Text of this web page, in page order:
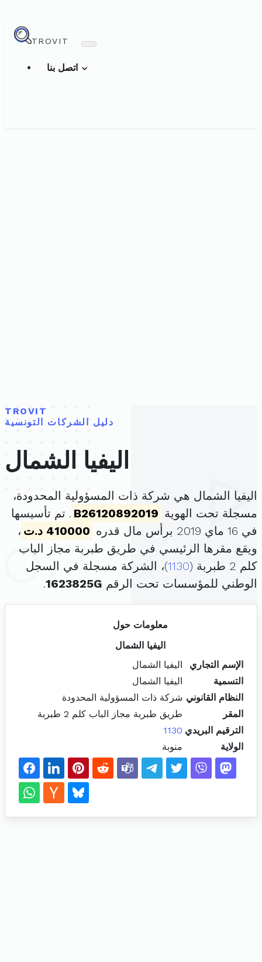
TROVIT
TROVIT
دليل الشركات التونسية
اليفيا الشمال
اليفيا الشمال هي شركة ذات المسؤولية المحدودة،
مسجلة تحت الهوية B26120892019 . تم تأسيسها
في 16 ماي 2019 برأس مال قدره
410000 د.ت
،
ويقع مقرها الرئيسي في طريق طبربة مجاز الباب
كلم 2 طبربة (
1130)، الشركة مسجلة في السجل
الوطني للمؤسسات تحت الرقم 1623825G
.
معلومات حول
اليفيا الشمال
الإسم التجاري
اليفيا الشمال
التسمية
اليفيا الشمال
النظام القانوني شركة ذات المسؤولية المحدودة
المقر
طريق طبربة مجاز الباب كلم 2 طبربة
الترقيم البريدي 1130
الولاية
منوبة